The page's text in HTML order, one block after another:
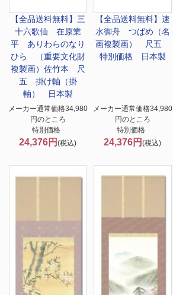
【全品送料無料】 三
十六歌仙 在原業
平 ありわらのなり
ひら （重要文化財
複製画）佐竹本 尺
五 掛け軸（掛
軸） 日本製
メーカー通常価格34,980
円のところ
特別価格
24,376円(税込)
【全品送料無料】 速
水御舟 つばめ（名
画複製画） 尺五
特別価格 日本製
メーカー通常価格34,980
円のところ
特別価格
24,376円(税込)